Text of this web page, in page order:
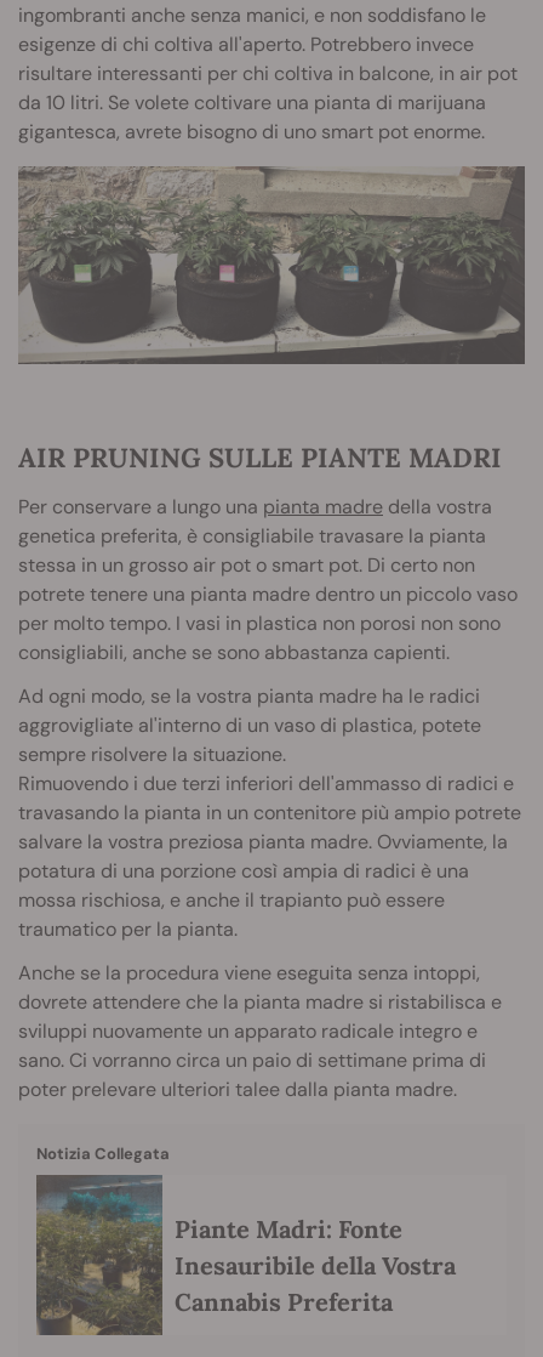
ingombranti anche senza manici, e non soddisfano le
esigenze di chi coltiva all'aperto. Potrebbero invece
risultare interessanti per chi coltiva in balcone, in air pot
da 10 litri. Se volete coltivare una pianta di marijuana
gigantesca, avrete bisogno di uno smart pot enorme.
AIR PRUNING SULLE PIANTE MADRI
Per conservare a lungo una pianta madre della vostra
genetica preferita, è consigliabile travasare la pianta
stessa in un grosso air pot o smart pot. Di certo non
potrete tenere una pianta madre dentro un piccolo vaso
per molto tempo. I vasi in plastica non porosi non sono
consigliabili, anche se sono abbastanza capienti.
Ad ogni modo, se la vostra pianta madre ha le radici
aggrovigliate al'interno di un vaso di plastica, potete
sempre risolvere la situazione.
Rimuovendo i due terzi inferiori dell'ammasso di radici e
travasando la pianta in un contenitore più ampio potrete
salvare la vostra preziosa pianta madre. Ovviamente, la
potatura di una porzione così ampia di radici è una
mossa rischiosa, e anche il trapianto può essere
traumatico per la pianta.
Anche se la procedura viene eseguita senza intoppi,
dovrete attendere che la pianta madre si ristabilisca e
sviluppi nuovamente un apparato radicale integro e
sano. Ci vorranno circa un paio di settimane prima di
poter prelevare ulteriori talee dalla pianta madre.
Notizia Collegata
Piante Madri: Fonte
Inesauribile della Vostra
Cannabis Preferita